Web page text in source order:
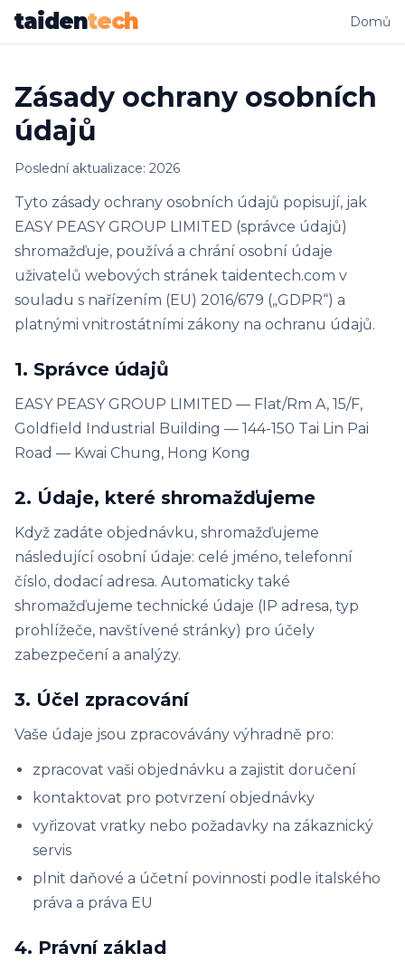
taidentech Domů
Zásady ochrany osobních
údajů
Poslední aktualizace: 2026
Tyto zásady ochrany osobních údajů popisují, jak
EASY PEASY GROUP LIMITED (správce údajů)
shromažďuje, používá a chrání osobní údaje
uživatelů webových stránek taidentech.com v
souladu s nařízením (EU) 2016/679 („GDPR“) a
platnými vnitrostátními zákony na ochranu údajů.
1. Správce údajů
EASY PEASY GROUP LIMITED — Flat/Rm A, 15/F,
Goldfield Industrial Building — 144-150 Tai Lin Pai
Road — Kwai Chung, Hong Kong
2. Údaje, které shromažďujeme
Když zadáte objednávku, shromažďujeme
následující osobní údaje: celé jméno, telefonní
číslo, dodací adresa. Automaticky také
shromažďujeme technické údaje (IP adresa, typ
prohlížeče, navštívené stránky) pro účely
zabezpečení a analýzy.
3. Účel zpracování
Vaše údaje jsou zpracovávány výhradně pro:
zpracovat vaši objednávku a zajistit doručení
kontaktovat pro potvrzení objednávky
vyřizovat vratky nebo požadavky na zákaznický
servis
plnit daňové a účetní povinnosti podle italského
práva a práva EU
4. Právní základ